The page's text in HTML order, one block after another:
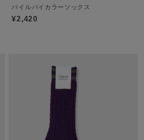
パイルバイカラーソックス
¥2,420